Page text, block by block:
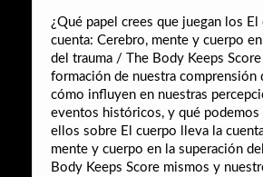
¿Qué papel crees que juegan los
cuenta: Cerebro, mente y cuerpo
del trauma / The Body Keeps
formación de nuestra comprensión
cómo influyen en nuestras
eventos históricos, y qué podemos
ellos sobre El cuerpo lleva la
mente y cuerpo en la superación
Body Keeps Score mismos y